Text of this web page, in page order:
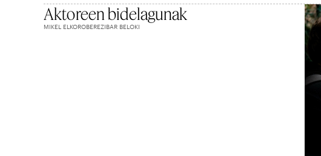
Aktoreen bidelagunak
MIKEL ELKOROBEREZIBAR BELOKI